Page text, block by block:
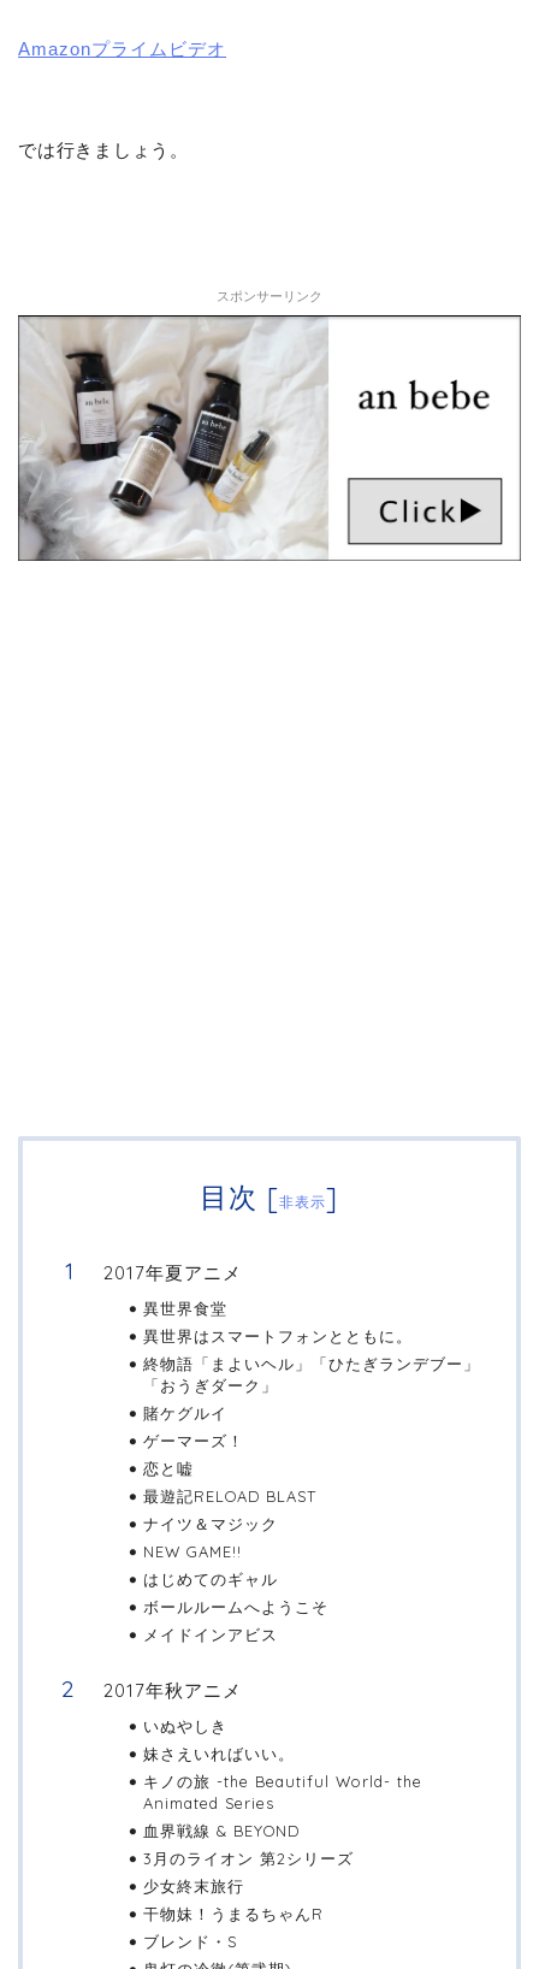
Amazonプライムビデオ
では行きましょう。
スポンサーリンク
目次 [非表示]
2017年夏アニメ
異世界食堂
異世界はスマートフォンとともに。
終物語「まよいヘル」「ひたぎランデブー」
「おうぎダーク」
賭ケグルイ
ゲーマーズ！
恋と嘘
最遊記RELOAD BLAST
ナイツ＆マジック
NEW GAME!!
はじめてのギャル
ボールルームへようこそ
メイドインアビス
2017年秋アニメ
いぬやしき
妹さえいればいい。
キノの旅 -the Beautiful World- the
Animated Series
血界戦線 & BEYOND
3月のライオン 第2シリーズ
少女終末旅行
干物妹！うまるちゃんR
ブレンド・S